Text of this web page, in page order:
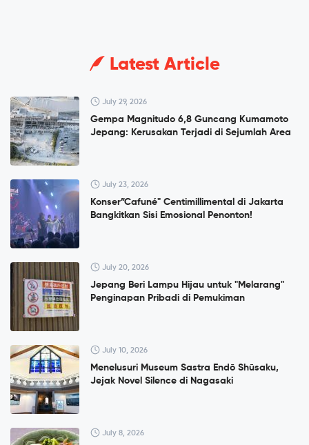
Latest Article
July 29, 2026
Gempa Magnitudo 6,8 Guncang Kumamoto
Jepang: Kerusakan Terjadi di Sejumlah Area
July 23, 2026
Konser”Cafuné" Centimillimental di Jakarta
Bangkitkan Sisi Emosional Penonton!
July 20, 2026
Jepang Beri Lampu Hijau untuk "Melarang"
Penginapan Pribadi di Pemukiman
July 10, 2026
Menelusuri Museum Sastra Endō Shūsaku,
Jejak Novel Silence di Nagasaki
July 8, 2026